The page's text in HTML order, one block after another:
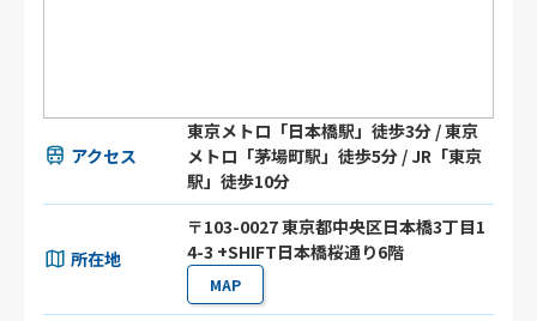
アクセス
東京メトロ「日本橋駅」徒歩3分 / 東京
メトロ「茅場町駅」徒歩5分 / JR「東京
駅」徒歩10分
所在地
〒103-0027 東京都中央区日本橋3丁目1
4-3 +SHIFT日本橋桜通り6階
MAP